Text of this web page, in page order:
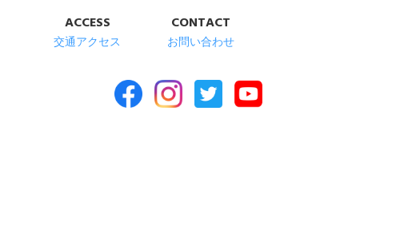
ACCESS
交通アクセス
CONTACT
お問い合わせ
合福祉施設 清華苑